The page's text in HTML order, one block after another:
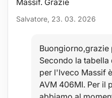
1x protezione sotto il seggiolino
Parametri tecnici:
Dimensioni della linguetta: 40 x
Colore: nero
Materiale: tessuto Oxford +
Massif. Grazie
Salvatore, 23. 03. 2026
Buongiorno,grazie
Secondo la
per l'Iveco Massif
AVM 406MI. Per il